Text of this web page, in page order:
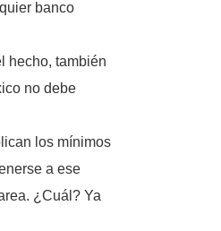
banco
hecho, también
no debe
los mínimos
a ese
¿Cuál? Ya